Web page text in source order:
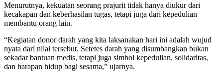
Menurutnya, kekuatan seorang prajurit tidak hanya diukur dari
kecakapan dan keberhasilan tugas, tetapi juga dari kepedulian
membantu orang lain.
“Kegiatan donor darah yang kita laksanakan hari ini adalah wujud
nyata dari nilai tersebut. Setetes darah yang disumbangkan bukan
sekadar bantuan medis, tetapi juga simbol kepedulian, solidaritas,
dan harapan hidup bagi sesama,” ujarnya.